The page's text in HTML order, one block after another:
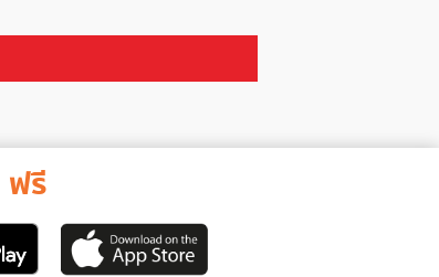
ฟรี